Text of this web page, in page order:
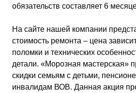
обязательств составляет 6
На сайте нашей компании
стоимость ремонта – цена
поломки и технических
детали. «Морозная мастерская»
скидки семьям с детьми,
инвалидам ВОВ. Данная акция